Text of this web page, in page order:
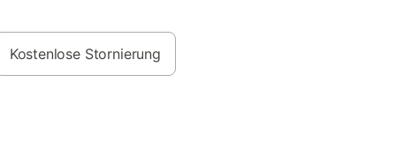
Kostenlose Stornierung